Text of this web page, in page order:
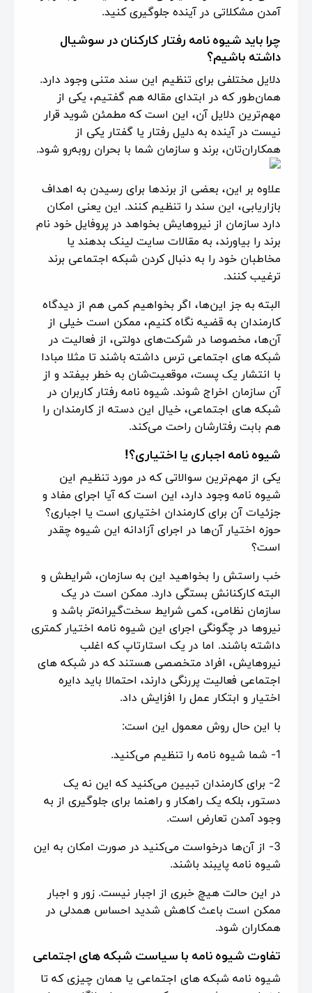
آمدن مشکلاتی در آینده جلوگیری کنید.
چرا باید شیوه نامه رفتار کارکنان در سوشیال
داشته باشیم؟
دلایل مختلفی برای تنظیم این سند متنی وجود دارد.
همان‌طور که در ابتدای مقاله هم گفتیم، یکی از
مهم‌ترین دلایل آن، این است که مطمئن شوید قرار
نیست در آینده به دلیل رفتار یا گفتار یکی از
همکاران‌تان، برند و سازمان شما با بحران روبه‌رو شود.
علاوه بر این، بعضی از برندها برای رسیدن به اهداف
بازاریابی، این سند را تنظیم کنند. این یعنی امکان
دارد سازمان از نیروهایش بخواهد در پروفایل خود نام
برند را بیاورند، به مقالات سایت لینک بدهند یا
مخاطبان خود را به دنبال کردن شبکه اجتماعی برند
ترغیب کنند.
البته به جز این‌ها، اگر بخواهیم کمی هم از دیدگاه
کارمندان به قضیه نگاه کنیم، ممکن است خیلی از
آن‌ها، مخصوصا در شرکت‌های دولتی، از فعالیت در
شبکه های اجتماعی ترس داشته باشند تا مثلا مبادا
با انتشار یک پست، موقعیت‌شان به خطر بیفتد و از
آن سازمان اخراج شوند. شیوه نامه رفتار کاربران در
شبکه های اجتماعی، خیال این دسته از کارمندان را
هم بابت رفتارشان راحت می‌کند.
شیوه نامه اجباری یا اختیاری؟!
یکی از مهم‌ترین سوالاتی که در مورد تنظیم این
شیوه نامه وجود دارد، این است که آیا اجرای مفاد و
جزئیات آن برای کارمندان اختیاری است یا اجباری؟
حوزه اختیار آن‌ها در اجرای آزادانه این شیوه چقدر
است؟
خب راستش را بخواهید این به سازمان، شرایطش و
البته کارکنانش بستگی دارد. ممکن است در یک
سازمان نظامی، کمی شرایط سخت‌گیرانه‌تر باشد و
نیروها در چگونگی اجرای این شیوه نامه اختیار کمتری
داشته باشند. اما در یک استارتاپ که اغلب
نیروهایش، افراد متخصصی هستند که در شبکه های
اجتماعی فعالیت پررنگی دارند، احتمالا باید دایره
اختیار و ابتکار عمل را افزایش داد.
با این حال روش معمول این است:
1- شما شیوه نامه را تنظیم می‌کنید.
2- برای کارمندان تبیین می‌کنید که این نه یک
دستور، بلکه یک راهکار و راهنما برای جلوگیری از به
وجود آمدن تعارض است.
3- از آن‌ها درخواست می‌کنید در صورت امکان به این
شیوه نامه پایبند باشند.
در این حالت هیچ خبری از اجبار نیست. زور و اجبار
ممکن است باعث کاهش شدید احساس همدلی در
همکاران شود.
تفاوت شیوه نامه با سیاست شبکه های اجتماعی
شیوه نامه شبکه های اجتماعی یا همان چیزی که تا